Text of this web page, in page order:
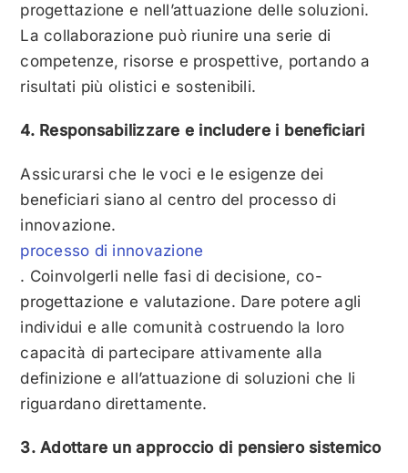
progettazione e nell’attuazione delle soluzioni.
La collaborazione può riunire una serie di
competenze, risorse e prospettive, portando a
risultati più olistici e sostenibili.
4. Responsabilizzare e includere i beneficiari
Assicurarsi che le voci e le esigenze dei
beneficiari siano al centro del processo di
innovazione.
processo di innovazione
. Coinvolgerli nelle fasi di decisione, co-
progettazione e valutazione. Dare potere agli
individui e alle comunità costruendo la loro
capacità di partecipare attivamente alla
definizione e all’attuazione di soluzioni che li
riguardano direttamente.
3. Adottare un approccio di pensiero sistemico